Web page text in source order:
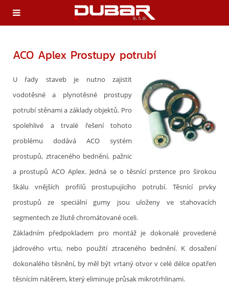
ACO Aplex Prostupy potrubí
U řady staveb je nutno zajistit
vodotěsné a plynotěsné prostupy
potrubí stěnami a základy objektů. Pro
spolehlivé a trvalé řešení tohoto
problému dodává ACO systém
prostupů, ztraceného bednění, pažnic
a prostupů ACO Aplex. Jedná se o těsnící prstence pro širokou
škálu vnějších profilů prostupujícího potrubí. Těsnící prvky
prostupů ze speciální gumy jsou uloženy ve stahovacích
segmentech ze žlutě chromátované oceli.
Základním předpokladem pro montáž je dokonalé provedené
jádrového vrtu, nebo použití ztraceného bednění. K dosažení
dokonalého těsnění, by měl být vrtaný otvor v celé délce opatřen
těsnícím nátěrem, který eliminuje průsak mikrotrhlinami.